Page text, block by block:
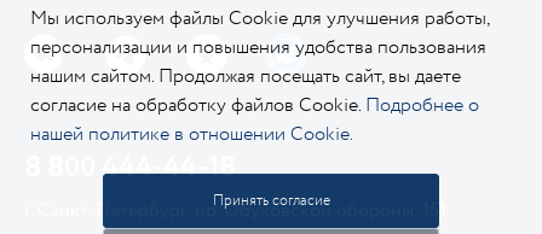
8 800 444-44-18
г. Санкт-Петербург, пр. Обуховской обороны, 151
Мы используем файлы Cookie для улучшения работы,
персонализации и повышения удобства пользования
нашим сайтом. Продолжая посещать сайт, вы даете
согласие на обработку файлов Cookie. Подробнее о
нашей политике в отношении Cookie.
Принять согласие